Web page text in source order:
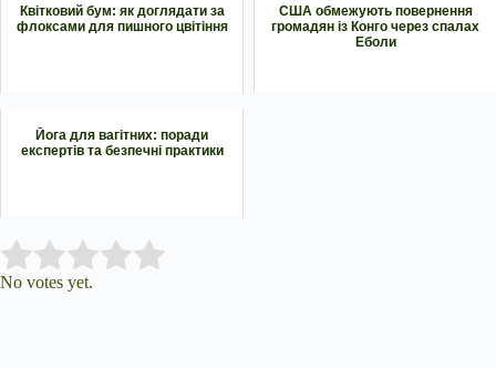
Квітковий бум: як доглядати за
флоксами для пишного цвітіння
США обмежують повернення
громадян із Конго через спалах
Еболи
Йога для вагітних: поради
експертів та безпечні практики
Rate this item:
No votes yet.